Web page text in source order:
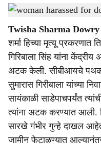
a
r
e
woman harassed for dowry-
Twisha Sharma Dowry
शर्मा हिच्या मृत्यू प्रकरणात
गिरिबाला सिंह यांना
अटक केली. सीबीआयचे पथक
सुमारास गिरीबाला यांच्या
सायंकाळी साडेपाचपर्यंत
त्यांना अटक करण्यात आली.
सारखे गंभीर गुन्हे दाखल
जामीन फेटाळण्यात